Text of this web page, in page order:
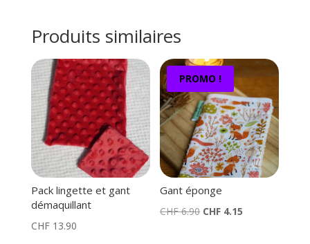
Produits similaires
Pack lingette et gant
démaquillant
CHF13.90
PROMO !
Gant éponge
CHF6.90 Le
CHF 4.15